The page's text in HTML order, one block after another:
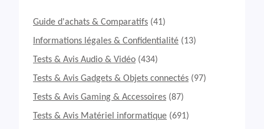
Guide d'achats & Comparatifs (41)
Informations légales & Confidentialité (13)
Tests & Avis Audio & Vidéo (434)
Tests & Avis Gadgets & Objets connectés (97)
Tests & Avis Gaming & Accessoires (87)
Tests & Avis Matériel informatique (691)